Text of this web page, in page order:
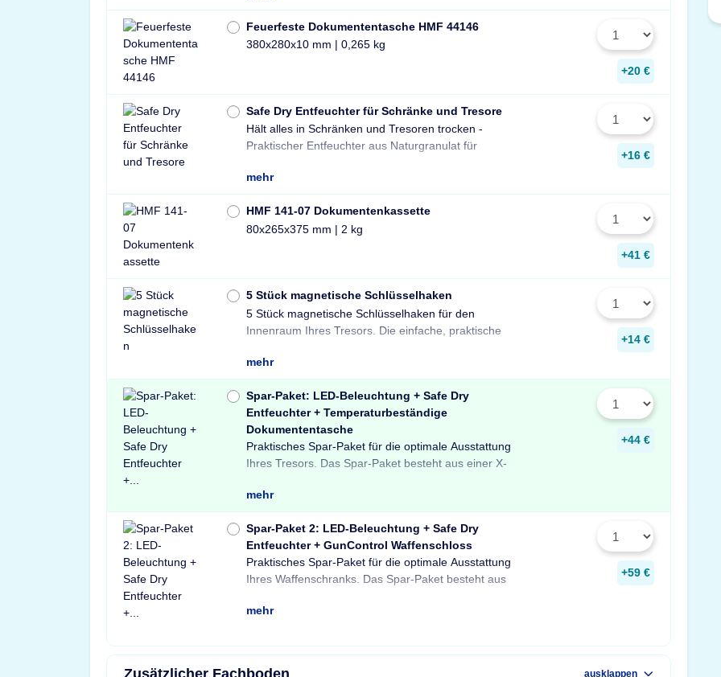
Feuerfeste Dokumententasche HMF 44146
380x280x10 mm | 0,265 kg
+20 €
Safe Dry Entfeuchter für Schränke und Tresore
Hält alles in Schränken und Tresoren trocken -
Praktischer Entfeuchter aus Naturgranulat für
Tresore und Schränke gegen Rost, Schimmel und
mehr
+16 €
HMF 141-07 Dokumentenkassette
80x265x375 mm | 2 kg
+41 €
5 Stück magnetische Schlüsselhaken
5 Stück magnetische Schlüsselhaken für den
Innenraum Ihres Tresors. Die einfache, praktische
und sichere Lösung zur Aufbewahrung von
Schlüsseln in Ihrem Tresor
mehr
+14 €
Spar-Paket: LED-Beleuchtung + Safe Dry
Entfeuchter + Temperaturbeständige
Dokumententasche
Praktisches Spar-Paket für die optimale Ausstattung
Ihres Tresors. Das Spar-Paket besteht aus einer X-
Light LED-Tresorbeleuchtung mit Bewegungssensor,
einem Safe Dry Entfeuchter für Schränke und
Tresore sowie einer temperaturbeständigen
Dokumententasche. Profitieren Sie von dem
mehr
+44 €
Spar-Paket 2: LED-Beleuchtung + Safe Dry
Entfeuchter + GunControl Waffenschloss
Praktisches Spar-Paket für die optimale Ausstattung
Ihres Waffenschranks. Das Spar-Paket besteht aus
einer X-Light LED-Tresorbeleuchtung mit
Bewegungssensor, einem Safe Dry Entfeuchter für
Schränke und Tresore sowie einem GunControl
Waffenschloss. Profitieren Sie von dem
mehr
+59 €
Zusätzlicher Fachboden ausklappen